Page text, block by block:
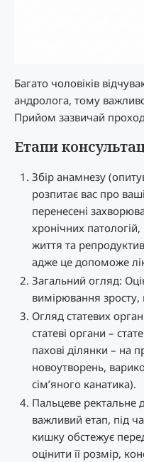
Багато чоловіків
андролога, тому
Прийом зазвичай
Етапи
Збір анамнезу
розпитає вас про
перенесені
хронічних
життя та
адже це допоможе
Загальний огляд:
вимірювання зросту,
Огляд статевих
статеві органи –
пахові ділянки – на
новоутворень,
сім’яного канатика).
Пальцеве ректальне
важливий етап, під
кишку обстежує
оцінити її розмір,